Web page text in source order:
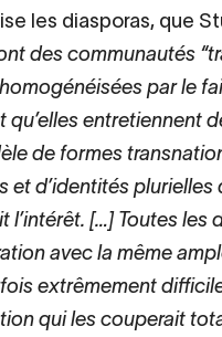
les diasporas, que
des communautés
par le
qu’elles entretiennent
de formes
et d’identités plurielles
l’intérêt. […] Toutes les
avec la même
extrêmement
qui les couperait